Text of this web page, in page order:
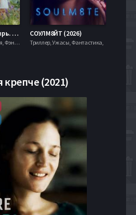
Последний богатырь. Колобок (2026)
Комедия, Приключения, Фэнтези,
СОУЛМ8ЙТ (2026)
Триллер, Ужасы, Фантастика,
(2021)